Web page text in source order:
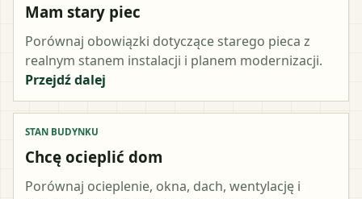
Mam stary piec
Porównaj obowiązki dotyczące starego pieca z
realnym stanem instalacji i planem modernizacji.
Przejdź dalej
STAN BUDYNKU
Chcę ocieplić dom
Porównaj ocieplenie, okna, dach, wentylację i